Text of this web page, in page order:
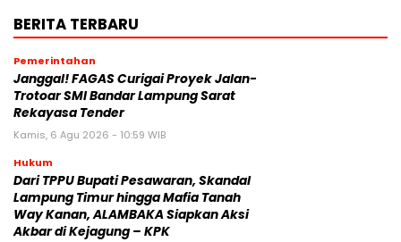
BERITA TERBARU
Pemerintahan
Janggal! FAGAS Curigai Proyek Jalan-
Trotoar SMI Bandar Lampung Sarat
Rekayasa Tender
Kamis, 6 Agu 2026 - 10:59 WIB
Hukum
Dari TPPU Bupati Pesawaran, Skandal
Lampung Timur hingga Mafia Tanah
Way Kanan, ALAMBAKA Siapkan Aksi
Akbar di Kejagung – KPK